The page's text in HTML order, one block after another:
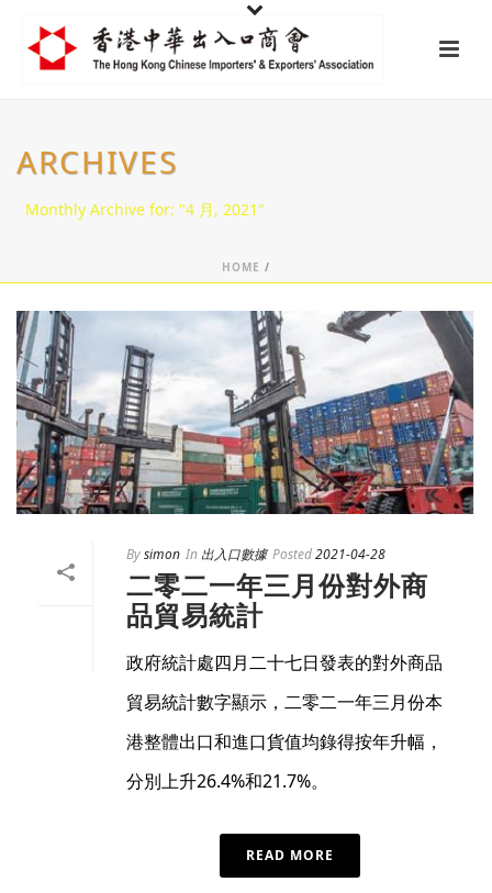
ARCHIVES
Monthly Archive for: "4 月, 2021"
HOME /
Bysimon In 出入口數據 Posted2021-04-28
二零二一年三月份對外商
品貿易統計
政府統計處四月二十七日發表的對外商品
貿易統計數字顯示，二零二一年三月份本
港整體出口和進口貨值均錄得按年升幅，
分別上升26.4%和21.7%。
READ MORE